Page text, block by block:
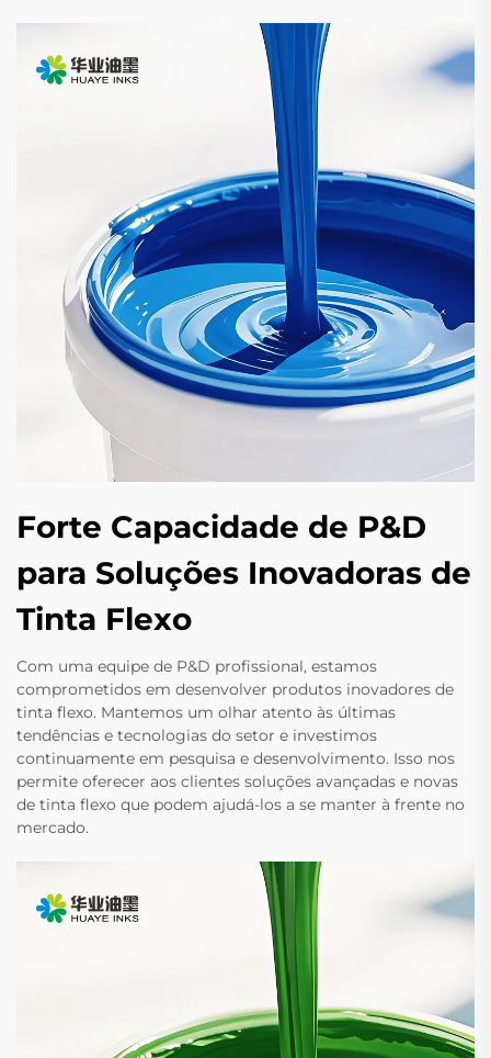
Forte Capacidade de P&D
para Soluções Inovadoras de
Tinta Flexo
Com uma equipe de P&D profissional, estamos
comprometidos em desenvolver produtos inovadores de
tinta flexo. Mantemos um olhar atento às últimas
tendências e tecnologias do setor e investimos
continuamente em pesquisa e desenvolvimento. Isso nos
permite oferecer aos clientes soluções avançadas e novas
de tinta flexo que podem ajudá-los a se manter à frente no
mercado.